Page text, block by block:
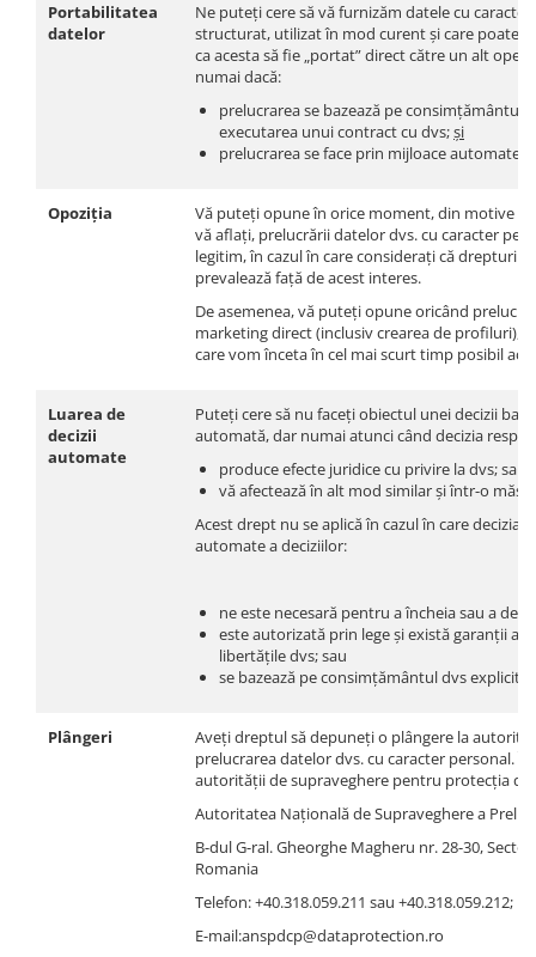
Portabilitatea
datelor
Ne puteți cere să vă furnizăm datele cu
structurat, utilizat în mod curent și care poate
ca acesta să fie „portat” direct către un alt
numai dacă:
prelucrarea se bazează pe consimțământul
executarea unui contract cu dvs;și
prelucrarea se face prin mijloace automate.
Opoziția
Vă puteți opune în orice moment, din motive
vă aflați, prelucrării datelor dvs. cu caracter
legitim, în cazul în care considerați că
prevalează față de acest interes.
De asemenea, vă puteți opune oricând
marketing direct (inclusiv crearea de profiluri),
care vom înceta în cel mai scurt timp posibil
Luarea de
decizii
automate
Puteți cere să nu faceți obiectul unei decizii
automată, dar numai atunci când decizia
produce efecte juridice cu privire la dvs; sau
vă afectează în alt mod similar și într-o
Acest drept nu se aplică în cazul în care decizia
automate a deciziilor:
ne este necesară pentru a încheia sau a
este autorizată prin lege și există garanții
libertățile dvs; sau
se bazează pe consimțământul dvs explicit.
Plângeri
Aveți dreptul să depuneți o plângere la
prelucrarea datelor dvs. cu caracter personal.
autorității de supraveghere pentru protecția
Autoritatea Națională de Supraveghere a
B-dul G-ral. Gheorghe Magheru nr. 28-30,
Romania
Telefon: +40.318.059.211 sau +40.318.059.212;
E-mail:anspdcp@dataprotection.ro